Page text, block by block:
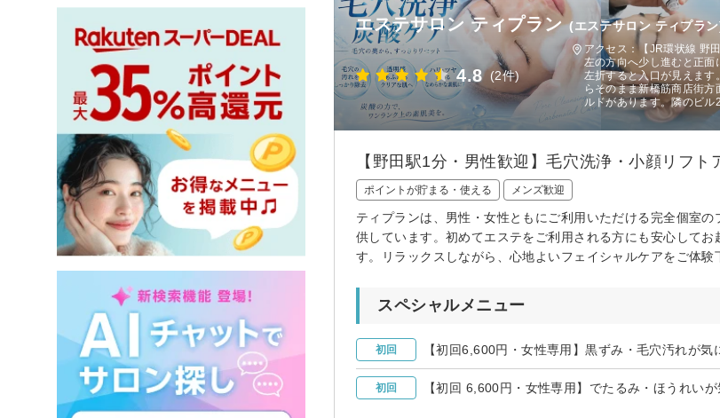
エステサロン ティプラン (エステサロン ティプラ
4.8 (2件)
アクセス：【JR環状線 野
左の方向へ少し進むと正
左折すると入口が見えま
らそのまま新橋筋商店街
ルドがあります。隣のビル
【野田駅1分・男性歓迎】毛穴洗浄・小顔リフ
ポイントが貯まる・使える メンズ歓迎
ティプランは、男性・女性ともにご利用いただける完全個室
供しています。初めてエステをご利用される方にも安心して
す。リラックスしながら、心地よいフェイシャルケアをご体験
スペシャルメニュー
初回 【初回6,600円・女性専用】黒ずみ・毛穴汚れが
初回 【初回 6,600円・女性専用】でたるみ・ほうれい